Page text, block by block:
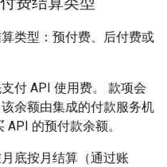
类型：预付费、后付费或
付 API 使用费。 款项会
余额由集成的付款服务机
的预付款余额。
底按月结算（通过账